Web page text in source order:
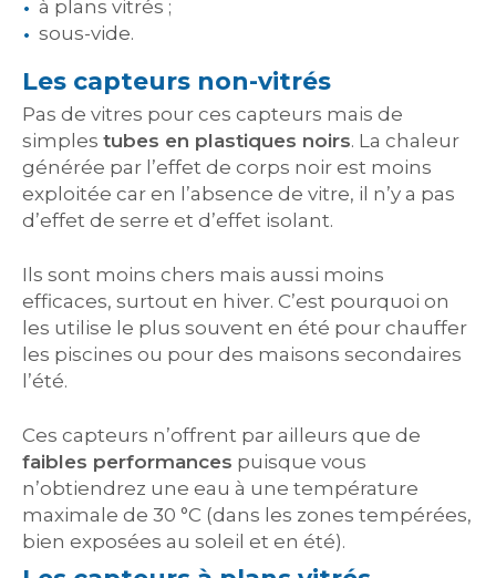
à plans vitrés ;
sous-vide.
Les capteurs non-vitrés
Pas de vitres pour ces capteurs mais de
simples tubes en plastiques noirs. La chaleur
générée par l’effet de corps noir est moins
exploitée car en l’absence de vitre, il n’y a pas
d’effet de serre et d’effet isolant.
Ils sont moins chers mais aussi moins
efficaces, surtout en hiver. C’est pourquoi on
les utilise le plus souvent en été pour chauffer
les piscines ou pour des maisons secondaires
l’été.
Ces capteurs n’offrent par ailleurs que de
faibles performances puisque vous
n’obtiendrez une eau à une température
maximale de 30 °C (dans les zones tempérées,
bien exposées au soleil et en été).